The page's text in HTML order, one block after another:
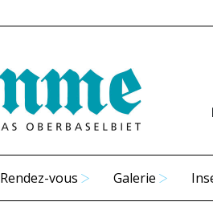
Rendez-vous Galerie